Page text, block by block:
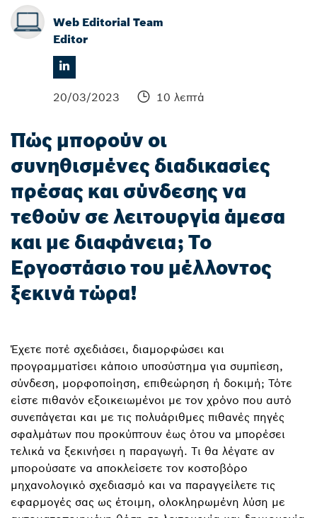
Web Editorial Team
Editor
20/03/2023 10 λεπτά
Πώς μπορούν οι
συνηθισμένες διαδικασίες
πρέσας και σύνδεσης να
τεθούν σε λειτουργία άμεσα
και με διαφάνεια; Το
Εργοστάσιο του μέλλοντος
ξεκινά τώρα!
Έχετε ποτέ σχεδιάσει, διαμορφώσει και
προγραμματίσει κάποιο υποσύστημα για συμπίεση,
σύνδεση, μορφοποίηση, επιθεώρηση ή δοκιμή; Τότε
είστε πιθανόν εξοικειωμένοι με τον χρόνο που αυτό
συνεπάγεται και με τις πολυάριθμες πιθανές πηγές
σφαλμάτων που προκύπτουν έως ότου να μπορέσει
τελικά να ξεκινήσει η παραγωγή. Τι θα λέγατε αν
μπορούσατε να αποκλείσετε τον κοστοβόρο
μηχανολογικό σχεδιασμό και να παραγγείλετε τις
εφαρμογές σας ως έτοιμη, ολοκληρωμένη λύση με